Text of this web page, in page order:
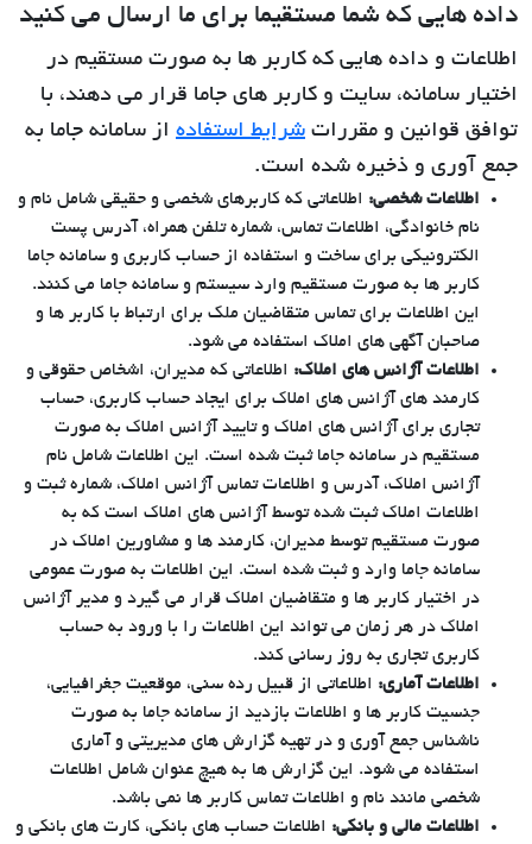
داده هایی که شما مستقیما برای ما ارسال می کنید
اطلاعات و داده هایی که کاربر ها به صورت مستقیم در
اختیار سامانه، سایت و کاربر های جاما قرار می دهند، با
توافق قوانین و مقررات شرایط استفاده از سامانه جاما به
جمع آوری و ذخیره شده است.
اطلاعات شخصی: اطلاعاتی که کاربرهای شخصی و حقیقی شامل نام و
نام خانوادگی، اطلاعات تماس، شماره تلفن همراه، آدرس پست
الکترونیکی برای ساخت و استفاده از حساب کاربری و سامانه جاما
کاربر ها به صورت مستقیم وارد سیستم و سامانه جاما می کنند.
این اطلاعات برای تماس متقاضیان ملک برای ارتباط با کاربر ها و
صاحبان آگهی های املاک استفاده می شود.
اطلاعات آژانس های املاک: اطلاعاتی که مدیران، اشخاص حقوقی و
کارمند های آژانس های املاک برای ایجاد حساب کاربری، حساب
تجاری برای آژانس های املاک و تایید آژانس املاک به صورت
مستقیم در سامانه جاما ثبت شده است. این اطلاعات شامل نام
آژانس املاک، آدرس و اطلاعات تماس آژانس املاک، شماره ثبت و
اطلاعات املاک ثبت شده توسط آژانس های املاک است که به
صورت مستقیم توسط مدیران، کارمند ها و مشاورین املاک در
سامانه جاما وارد و ثبت شده است. این اطلاعات به صورت عمومی
در اختیار کاربر ها و متقاضیان املاک قرار می گیرد و مدیر آژانس
املاک در هر زمان می تواند این اطلاعات را با ورود به حساب
کاربری تجاری به روز رسانی کند.
اطلاعات آماری: اطلاعاتی از قبیل رده سنی، موقعیت جغرافیایی،
جنسیت کاربر ها و اطلاعات بازدید از سامانه جاما به صورت
ناشناس جمع آوری و در تهیه گزارش های مدیریتی و آماری
استفاده می شود. این گزارش ها به هیچ عنوان شامل اطلاعات
شخصی مانند نام و اطلاعات تماس کاربر ها نمی باشد.
اطلاعات مالی و بانکی: اطلاعات حساب های بانکی، کارت های بانکی و